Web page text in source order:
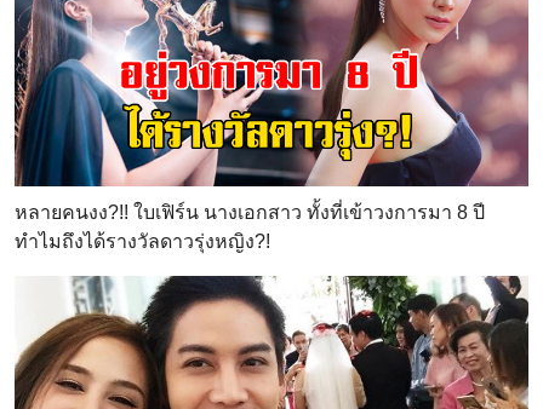
หลายคนงง?!! ใบเฟิร์น นางเอกสาว ทั้งที่เข้าวงการมา 8 ปี
ทำไมถึงได้รางวัลดาวรุ่งหญิง?!